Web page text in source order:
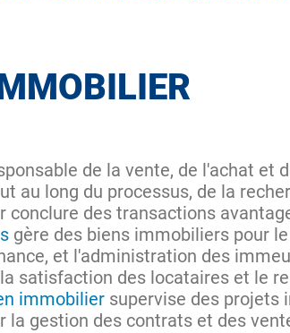
de la vente, de l'achat et
au long du processus, de la
conclure des transactions
gère des biens immobiliers pour
et l'administration des
satisfaction des locataires et le
immobilier supervise des projets
la gestion des contrats et des